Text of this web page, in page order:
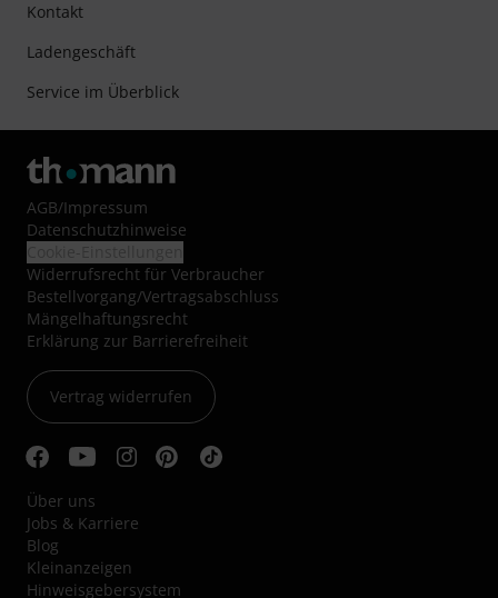
Kontakt
Ladengeschäft
Service im Überblick
AGB/Impressum
Datenschutzhinweise
Widerrufsrecht für Verbraucher
Bestellvorgang/Vertragsabschluss
Mängelhaftungsrecht
Erklärung zur Barrierefreiheit
Vertrag widerrufen
Über uns
Jobs & Karriere
Blog
Kleinanzeigen
Hinweisgebersystem